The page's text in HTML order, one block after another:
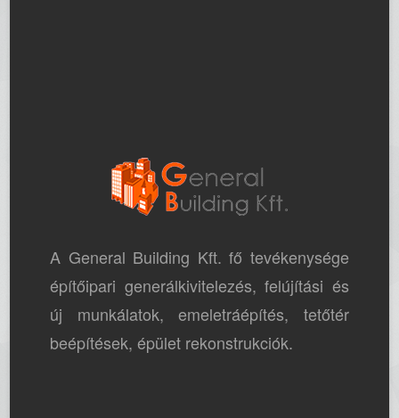
A General Building Kft. fő tevékenysége
építőipari generálkivitelezés, felújítási és
új munkálatok, emeletráépítés, tetőtér
beépítések, épület rekonstrukciók.